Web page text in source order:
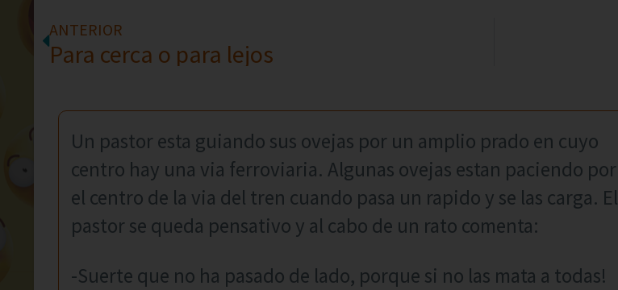
ANTERIOR
Para cerca o para lejos
Un pastor esta guiando sus ovejas por un amplio prado en cuyo
centro hay una via ferroviaria. Algunas ovejas estan paciendo por
el centro de la via del tren cuando pasa un rapido y se las carga. El
pastor se queda pensativo y al cabo de un rato comenta:
-Suerte que no ha pasado de lado, porque si no las mata a todas!